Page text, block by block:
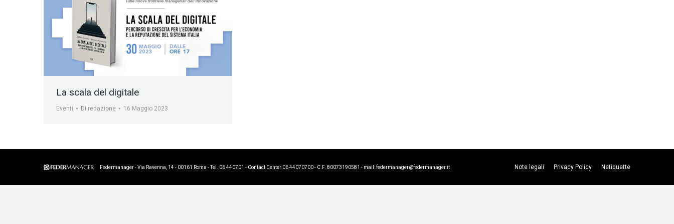
La scala del digitale
Eventi Di redazione 16 Maggio 2023
Federmanager - Via Ravenna, 14 - 00161 Roma - Tel. 06 440701 - Contact Center 06 44070700 - C.F. 80073190581 - mail:federmanager@federmanager.it Note legali Privacy Policy Netiquette